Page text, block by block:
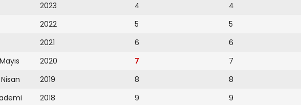
2023
2022
2021
2020
2019
2018
4
5
6
7
8
9
4
5
6
7
8
9